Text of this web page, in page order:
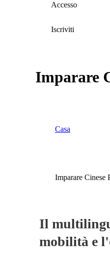
Accesso
Iscriviti
Imparare
Casa
Imparare Cinese
Il
mobilità e